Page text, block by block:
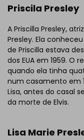
Clique
*O arquivo emmx
Se você ainda não
Você também
Priscila Presley
A Priscilla Presley,
Presley. Ela
de Priscilla estava
dos EUA em 1959.
quando ela tinha
num casamento em
Lisa, antes do casal
da morte de Elvis.
Lisa Marie